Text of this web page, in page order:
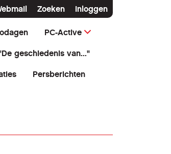
Zoeken Inloggen
PC-Active
geschiedenis van..."
Persberichten